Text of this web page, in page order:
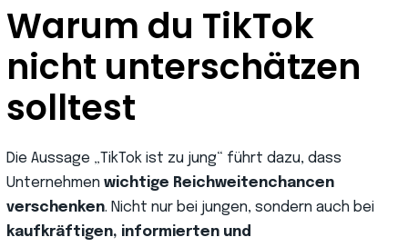
Warum du TikTok
nicht unterschätzen
solltest
Die Aussage „TikTok ist zu jung“ führt dazu, dass
Unternehmen wichtige Reichweitenchancen
verschenken. Nicht nur bei jungen, sondern auch bei
kaufkräftigen, informierten und